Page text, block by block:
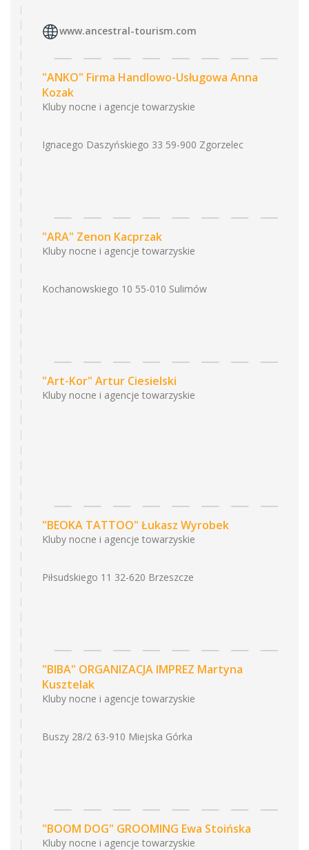
www.ancestral-tourism.com
"ANKO" Firma Handlowo-Usługowa Anna
Kozak
Kluby nocne i agencje towarzyskie
Ignacego Daszyńskiego 33 59-900 Zgorzelec
"ARA" Zenon Kacprzak
Kluby nocne i agencje towarzyskie
Kochanowskiego 10 55-010 Sulimów
"Art-Kor" Artur Ciesielski
Kluby nocne i agencje towarzyskie
"BEOKA TATTOO" Łukasz Wyrobek
Kluby nocne i agencje towarzyskie
Piłsudskiego 11 32-620 Brzeszcze
"BIBA" ORGANIZACJA IMPREZ Martyna
Kusztelak
Kluby nocne i agencje towarzyskie
Buszy 28/2 63-910 Miejska Górka
"BOOM DOG" GROOMING Ewa Stoińska
Kluby nocne i agencje towarzyskie